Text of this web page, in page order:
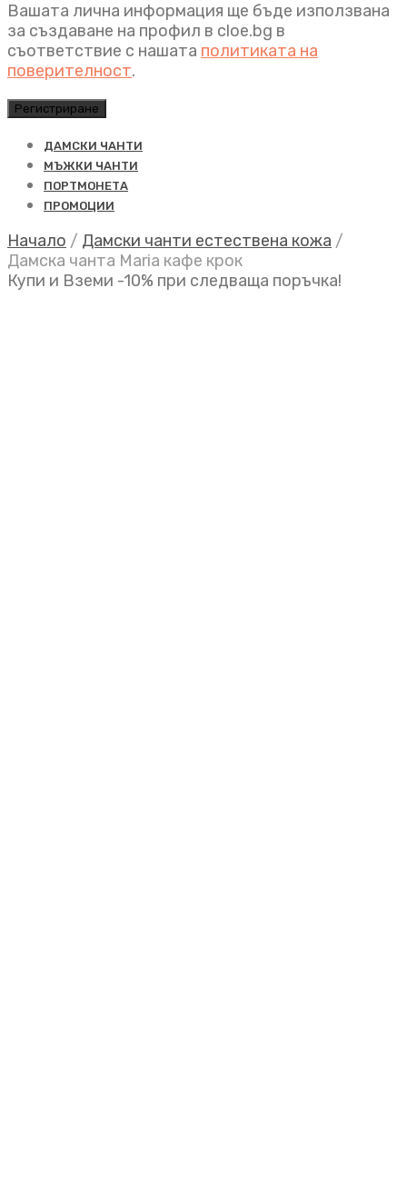
Вашата лична информация ще бъде използвана
за създаване на профил в cloe.bg в
съответствие с нашата политиката на
поверителност.
Регистриране
ДАМСКИ ЧАНТИ
МЪЖКИ ЧАНТИ
ПОРТМОНЕТА
ПРОМОЦИИ
Начало / Дамски чанти естествена кожа /
Дамска чанта Maria кафе крок
Купи и Вземи -10% при следваща поръчка!